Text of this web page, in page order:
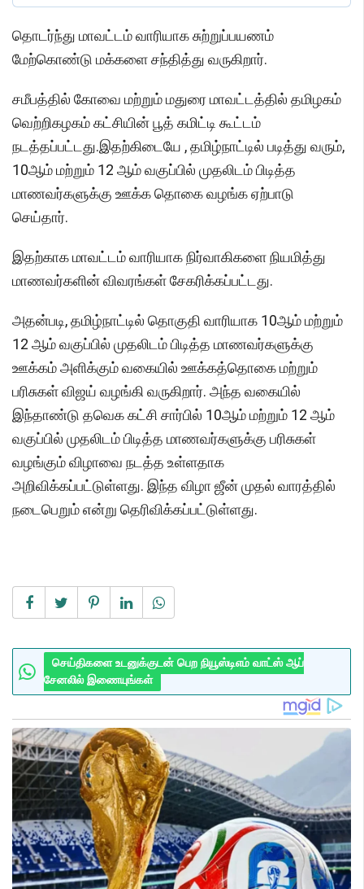
தொடர்ந்து மாவட்டம் வாரியாக சுற்றுப்பயணம்
மேற்கொண்டு மக்களை சந்தித்து வருகிறார்.
சமீபத்தில் கோவை மற்றும் மதுரை மாவட்டத்தில் தமிழகம்
வெற்றிகழகம் கட்சியின் பூத் கமிட்டி கூட்டம்
நடத்தப்பட்டது.இதற்கிடையே , தமிழ்நாட்டில் படித்து வரும்,
10ஆம் மற்றும் 12 ஆம் வகுப்பில் முதலிடம் பிடித்த
மாணவர்களுக்கு ஊக்க தொகை வழங்க ஏற்பாடு
செய்தார்.
இதற்காக மாவட்டம் வாரியாக நிர்வாகிகளை நியமித்து
மாணவர்களின் விவரங்கள் சேகரிக்கப்பட்டது.
அதன்படி, தமிழ்நாட்டில் தொகுதி வாரியாக 10ஆம் மற்றும்
12 ஆம் வகுப்பில் முதலிடம் பிடித்த மாணவர்களுக்கு
ஊக்கம் அளிக்கும் வகையில் ஊக்கத்தொகை மற்றும்
பரிசுகள் விஜய் வழங்கி வருகிறார். அந்த வகையில்
இந்தாண்டு தவெக கட்சி சார்பில் 10ஆம் மற்றும் 12 ஆம்
வகுப்பில் முதலிடம் பிடித்த மாணவர்களுக்கு பரிசுகள்
வழங்கும் விழாவை நடத்த உள்ளதாக
அறிவிக்கப்பட்டுள்ளது. இந்த விழா ஜீன் முதல் வாரத்தில்
நடைபெறும் என்று தெரிவிக்கப்பட்டுள்ளது.
செய்திகளை உடனுக்குடன் பெற நியூஸ்டிஎம் வாட்ஸ் ஆப்
சேனலில் இணையுங்கள்